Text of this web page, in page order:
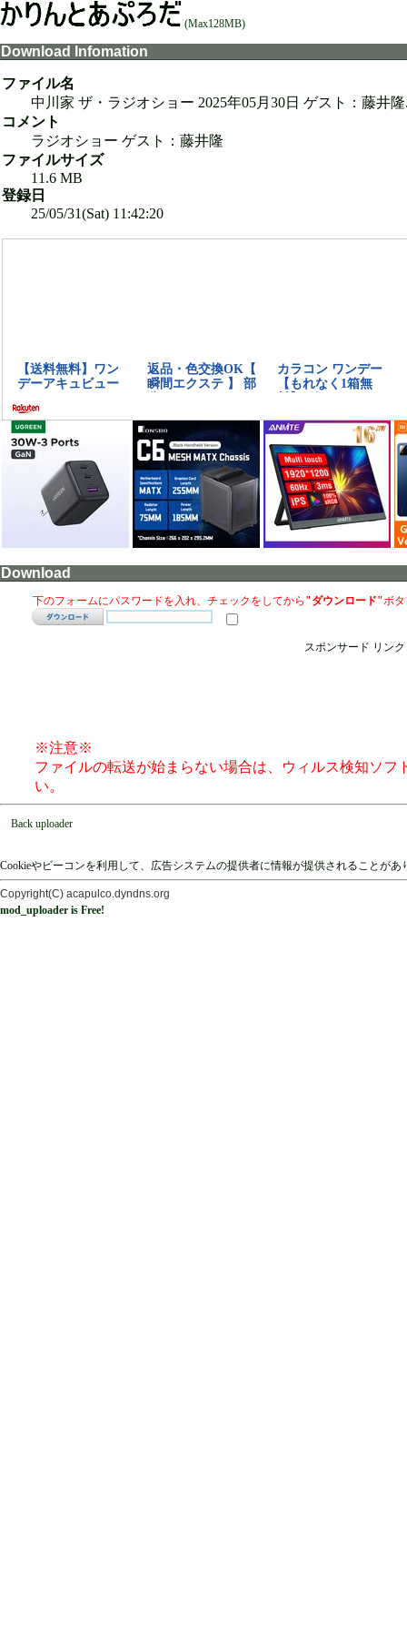
(Max128MB)
Download Infomation
ファイル名
中川家 ザ・ラジオショー 2025年05月30日 ゲスト：藤井隆
コメント
ラジオショー ゲスト：藤井隆
ファイルサイズ
11.6 MB
登録日
25/05/31(Sat) 11:42:20
Download
下のフォームにパスワードを入れ、チェックをしてから "ダウンロード"ボ
スポンサード リンク
※注意※
ファイルの転送が始まらない場合は、ウィルス検知ソ
い。
Back uploader
Cookieやビーコンを利用して、広告システムの提供者に情報が提供されることが
Copyright(C) acapulco.dyndns.org
mod_uploader is Free!